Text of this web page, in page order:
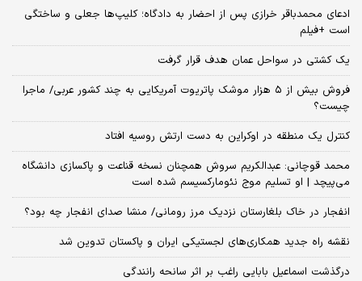
ادعای محمدباقر خرازی پس از احضار به دادگاه؛ کلیپ‌ها جعلی و ساختگی
است +فیلم
یک کشتی در سواحل عمان هدف قرار گرفت
فروش بیش از ۵ هزار موشک پاتریوت آمریکایی به چند کشور عربی/ ماجرا
چیست؟
کنترل یک منطقه در اوکراین به دست ارتش روسیه افتاد
محمد قوچانی: عبدالکریم سروش همچنان نسخه قناعت و پاکسازی دانشگاه
می‌پیچد | او تسلیم موج نئومارکسیسم شده است
انفجار در خاک بلغارستان نزدیک مرز رومانی/ منشا صدای انفجار چه بود؟
نقشه راه جدید همکاری‌های لجستیکی ایران و پاکستان تدوین شد
درگذشت اسماعیل بابایی راغب بر اثر سانحه رانندگی